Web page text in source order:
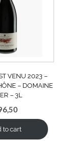
VENU 2023 –
– DOMAINE
– 3L
to cart